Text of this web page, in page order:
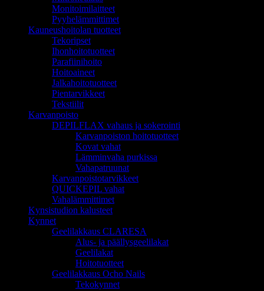
Monitoimilaitteet
Pyyhelämmittimet
Kauneushoitolan tuotteet
Tekoripset
Ihonhoitotuotteet
Parafiinihoito
Hoitoaineet
Jalkahoitotuotteet
Pientarvikkeet
Tekstiilit
Karvanpoisto
DEPILFLAX vahaus ja sokerointi
Karvanpoiston hoitotuotteet
Kovat vahat
Lämminvaha purkissa
Vahapatruunat
Karvanpoistotarvikkeet
QUICKEPIL vahat
Vahalämmittimet
Kynsistudion kalusteet
Kynnet
Geelilakkaus CLARESA
Alus- ja päällysgeelilakat
Geelilakat
Hoitotuotteet
Geelilakkaus Ocho Nails
Tekokynnet